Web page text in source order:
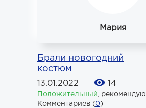
Мария
Брали новогодний
костюм
13.01.2022 14
Положительный
рекомендую
Комментариев (0)